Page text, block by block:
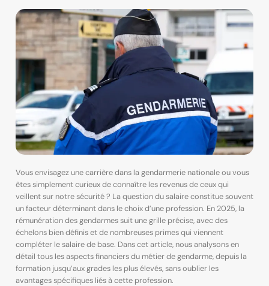
Vous envisagez une carrière dans la gendarmerie nationale ou vous
êtes simplement curieux de connaître les revenus de ceux qui
veillent sur notre sécurité ? La question du salaire constitue souvent
un facteur déterminant dans le choix d’une profession. En 2025, la
rémunération des gendarmes suit une grille précise, avec des
échelons bien définis et de nombreuses primes qui viennent
compléter le salaire de base. Dans cet article, nous analysons en
détail tous les aspects financiers du métier de gendarme, depuis la
formation jusqu’aux grades les plus élevés, sans oublier les
avantages spécifiques liés à cette profession.